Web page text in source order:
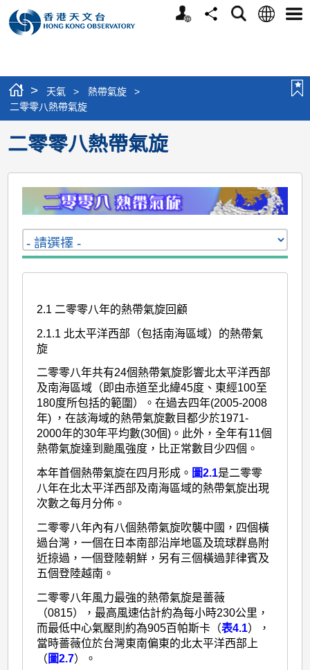
個
分
搜
語
選
> 天氣 > 熱帶氣旋
>
二零零八熱帶氣旋
二零零八熱帶氣旋
2.1 二零零八年的熱帶氣旋回顧
2.1.1 北太平洋西部（包括南海區域）的熱帶氣
旋
二零零八年共有24個熱帶氣旋影響北太平洋西部
及南海區域（即由赤道至北緯45度、東經100至
180度所包括的範圍）。在過去四年(2005-2008
年) ，在該海域的熱帶氣旋數目都少於1971-
2000年的30年平均數(30個)。此外，全年有11個
熱帶氣旋達到颱風強度，比正常數目少四個。
本年首個熱帶氣旋在四月形成。 圖2.1是二零零
八年在北太平洋西部及南海區域的熱帶氣旋出現
次數之每月分佈。
二零零八年內有八個熱帶氣旋吹襲中國，四個橫
過台灣，一個在日本南部沿岸地區及琉球群島附
近掠過，一個登陸朝鮮，另有三個橫過菲律賓及
五個登陸越南。
二零零八年風力最強的熱帶氣旋是薔薇
（0815），最高風速估計約為每小時230公里，
而最低中心氣壓則約為905百帕斯卡（表4.1），
當時薔薇位於台灣東南偏東的北太平洋西部上
（ 圖2.7）。